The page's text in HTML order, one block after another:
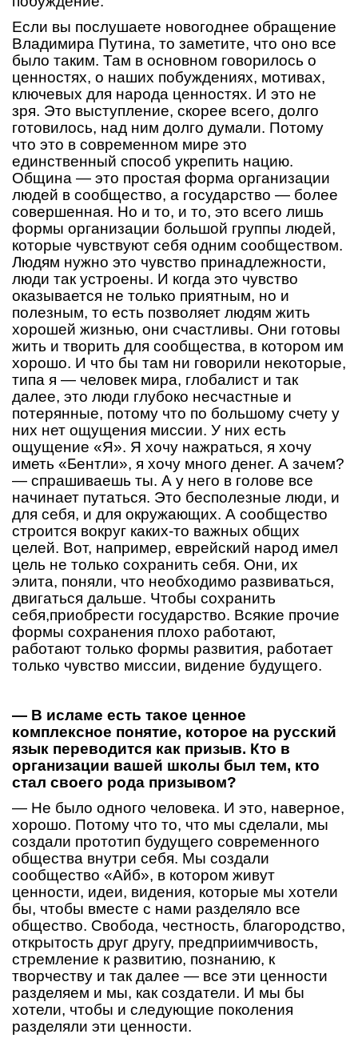
Если вы послушаете новогоднее обращение
Владимира Путина, то заметите, что оно все
было таким. Там в основном говорилось о
ценностях, о наших побуждениях, мотивах,
ключевых для народа ценностях. И это не
зря. Это выступление, скорее всего, долго
готовилось, над ним долго думали. Потому
что это в современном мире это
единственный способ укрепить нацию.
Община — это простая форма организации
людей в сообщество, а государство — более
совершенная. Но и то, и то, это всего лишь
формы организации большой группы людей,
которые чувствуют себя одним сообществом.
Людям нужно это чувство принадлежности,
люди так устроены. И когда это чувство
оказывается не только приятным, но и
полезным, то есть позволяет людям жить
хорошей жизнью, они счастливы. Они готовы
жить и творить для сообщества, в котором им
хорошо. И что бы там ни говорили некоторые,
типа я — человек мира, глобалист и так
далее, это люди глубоко несчастные и
потерянные, потому что по большому счету у
них нет ощущения миссии. У них есть
ощущение «Я». Я хочу нажраться, я хочу
иметь «Бентли», я хочу много денег. А зачем?
— спрашиваешь ты. А у него в голове все
начинает путаться. Это бесполезные люди, и
для себя, и для окружающих. А сообщество
строится вокруг каких-то важных общих
целей. Вот, например, еврейский народ имел
цель не только сохранить себя. Они, их
элита, поняли, что необходимо развиваться,
двигаться дальше. Чтобы сохранить
себя,приобрести государство. Всякие прочие
формы сохранения плохо работают,
работают только формы развития, работает
только чувство миссии, видение будущего.
— В исламе есть такое ценное
комплексное понятие, которое на русский
язык переводится как призыв. Кто в
организации вашей школы был тем, кто
стал своего рода призывом?
— Не было одного человека. И это, наверное,
хорошо. Потому что то, что мы сделали, мы
создали прототип будущего современного
общества внутри себя. Мы создали
сообщество «Айб», в котором живут
ценности, идеи, видения, которые мы хотели
бы, чтобы вместе с нами разделяло все
общество. Свобода, честность, благородство,
открытость друг другу, предприимчивость,
стремление к развитию, познанию, к
творчеству и так далее — все эти ценности
разделяем и мы, как создатели. И мы бы
хотели, чтобы и следующие поколения
разделяли эти ценности.